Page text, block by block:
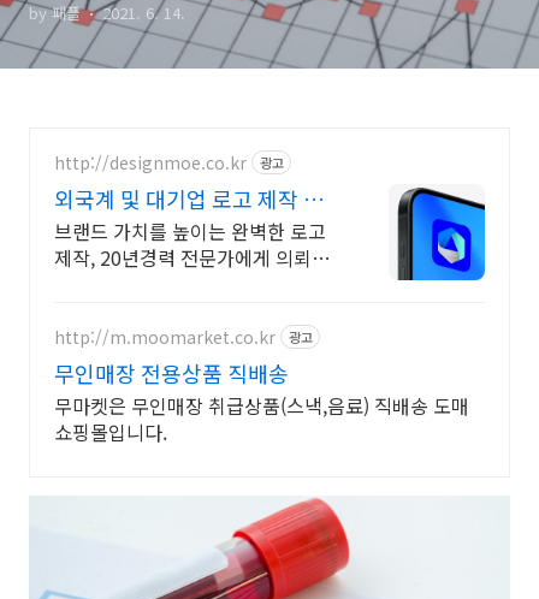
by 패플 2021. 6. 14.
http://designmoe.co.kr 광고
외국계 및 대기업 로고 제작 시
각디자인 전문회사
브랜드 가치를 높이는 완벽한 로고
제작, 20년경력 전문가에게 의뢰하
http://m.moomarket.co.kr 광고
무인매장 전용상품 직배송
무마켓은 무인매장 취급상품(스낵,음료) 직배송 도매
쇼핑몰입니다.